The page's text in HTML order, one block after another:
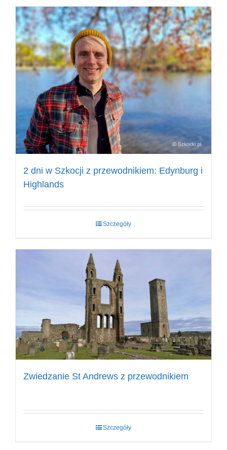
2 dni w Szkocji z przewodnikiem: Edynburg i
Highlands
Szczegóły
Zwiedzanie St Andrews z przewodnikiem
Szczegóły